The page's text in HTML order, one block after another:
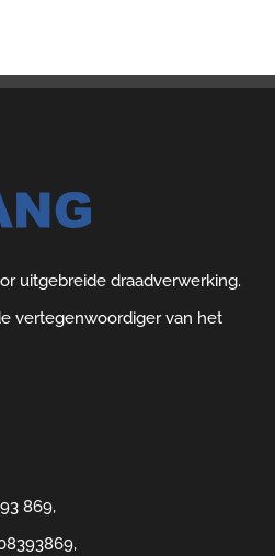
uitgebreide draadverwerking.
vertegenwoordiger van het
869,